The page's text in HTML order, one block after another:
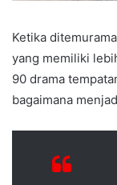
Ketika
yang memiliki
90 drama
bagaimana